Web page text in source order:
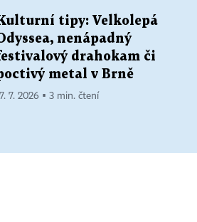
tipy: Velkolepá
nenápadný
drahokam či
metal v Brně
7. 2026 ▪ 3 min. čtení